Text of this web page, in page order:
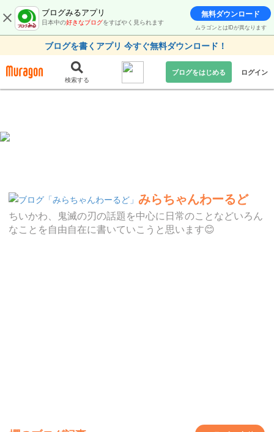
ブログみるアプリ
日本中の好きなブログをすばやく見られます
無料ダウンロード
ムラゴンとはIDが異なります
ブログを書くアプリ 今すぐ無料ダウンロード！
検索する
ブログをはじめる ログイン
みらちゃんわーるど
ちいかわ、鬼滅の刃の話題を中心に日常のことなどいろん
なことを自由自在に書いていこうと思います😊